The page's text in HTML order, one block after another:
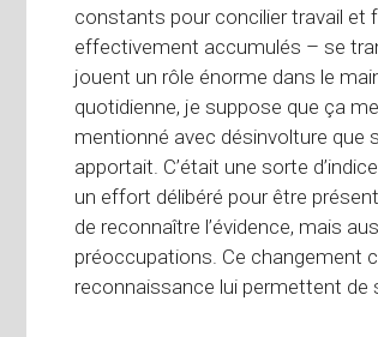
constants pour concilier travail et
effectivement accumulés – se
jouent un rôle énorme dans le
quotidienne, je suppose que ça
mentionné avec désinvolture que
apportait. C’était une sorte
un effort délibéré pour être
de reconnaître l’évidence, mais
préoccupations. Ce changement
reconnaissance lui permettent de